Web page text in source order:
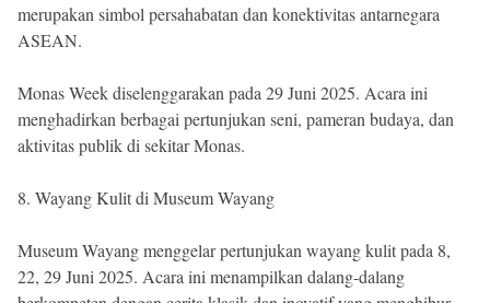
merupakan simbol persahabatan dan konektivitas antarnegara
ASEAN.
Monas Week diselenggarakan pada 29 Juni 2025. Acara ini
menghadirkan berbagai pertunjukan seni, pameran budaya, dan
aktivitas publik di sekitar Monas.
8. Wayang Kulit di Museum Wayang
Museum Wayang menggelar pertunjukan wayang kulit pada 8,
22, 29 Juni 2025. Acara ini menampilkan dalang-dalang